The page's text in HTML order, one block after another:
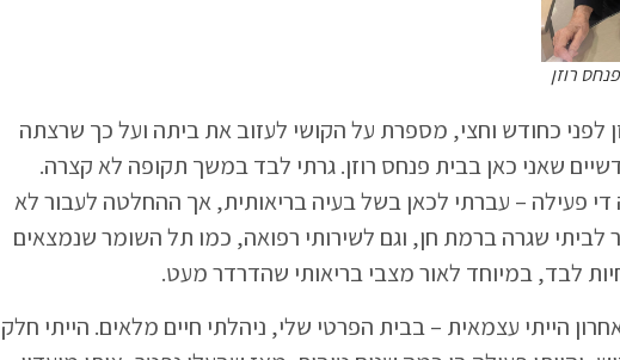
רוזן
לפני כחודש וחצי, מספרת על הקושי לעזוב את ביתה ועל כך שרצתה
שאני כאן בבית פנחס רוזן. גרתי לבד במשך תקופה לא קצרה.
פעילה – עברתי לכאן בשל בעיה בריאותית, אך ההחלטה לעבור לא
לביתי שגרה ברמת חן, וגם לשירותי רפואה, כמו תל השומר שנמצאים
לבד, במיוחד לאור מצבי בריאותי שהדרדר מעט.
הייתי עצמאית – בבית הפרטי שלי, ניהלתי חיים מלאים. הייתי חלק